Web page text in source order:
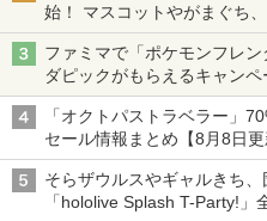
4
劇場版「
窩座再
￥8,698
任天堂
オブ ザ
ition
ンセツ
￥7,710
【特典
uls(【早
テムセ
￥6,782
納バッグ
ース 軽
￥1,680
4
[Switch
ション
ポイント
￥540
【中古
Blu−ray
￥749
始！ マスコットやがまぐち
ファミマで「ポケモンフレ
ダピックがもらえるキャンペ
「オクトパストラベラー」
セール情報まとめ【8月8日更
ニンテンドーeショップでは
そらザウルスやギャルきち、
「hololive Splash T-Party!」